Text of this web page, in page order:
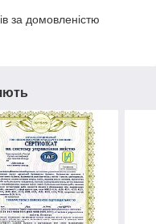
за домовленістю